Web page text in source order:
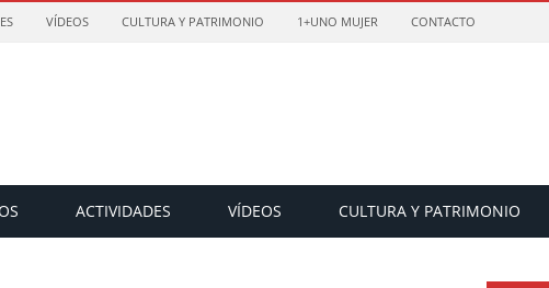
VÍDEOS CULTURA Y PATRIMONIO 1+UNO MUJER CONTACTO
ACTIVIDADES VÍDEOS CULTURA Y PATRIMONIO